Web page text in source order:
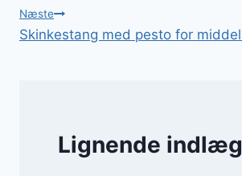
Næste
Skinkestang med pesto for
Lignende indlæg